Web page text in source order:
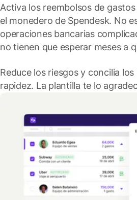
Activa los reembolsos de
el monedero de Spendesk. No
operaciones bancarias
no tienen que esperar meses a
Reduce los riesgos y concilia
rapidez. La plantilla te lo